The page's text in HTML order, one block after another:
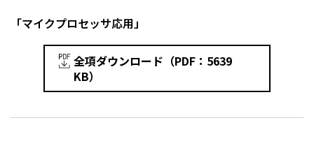
「マイクプロセッサ応用」
全項ダウンロード（PDF：5639
KB）